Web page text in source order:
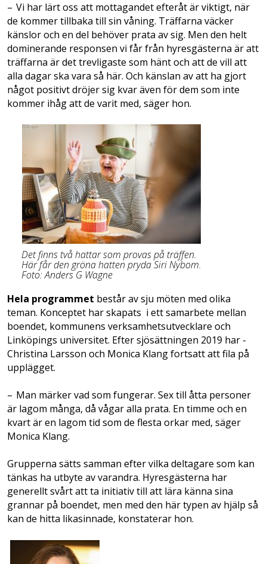
– Vi har lärt oss att mottagandet efteråt är viktigt, när
de kommer tillbaka till sin våning. Träffarna väcker
känslor och en del behöver prata av sig. Men den helt
dominerande responsen vi får från hyresgästerna är att
träffarna är det trevligaste som hänt och att de vill att
alla dagar ska vara så här. ­Och känslan av att ha gjort
något positivt dröjer sig kvar även för dem som inte
kommer ihåg att de varit med, säger hon.
Det finns två hattar som provas på träffen.
Här får den gröna hatten pryda Siri Nybom.
Foto: Anders G Wagne
Hela programmet består av sju möten med olika
teman. Konceptet har skapats ­ i ett samarbete mellan
boendet, kommunens verksamhetsutvecklare och
Linköpings universitet. Efter sjösättningen 2019 har ­
Christina Larsson och Monica Klang fortsatt att fila på
upplägget.
– Man märker vad som fungerar. Sex till åtta personer
är lagom många, då vågar alla prata. En timme och en
kvart är en lagom tid som de flesta orkar med, säger
Monica Klang.
Grupperna sätts samman efter vilka deltagare som kan
tänkas ha utbyte av varandra. Hyresgästerna har
generellt svårt att ta initiativ till att lära känna sina
grannar på boendet, men med den här typen av hjälp så
kan de hitta likasinnade, konstaterar hon.